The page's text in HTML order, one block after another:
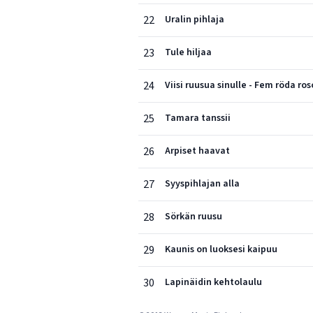
22 Uralin pihlaja
23 Tule hiljaa
24 Viisi ruusua sinulle - Fem röda
25 Tamara tanssii
26 Arpiset haavat
27 Syyspihlajan alla
28 Sörkän ruusu
29 Kaunis on luoksesi kaipuu
30 Lapinäidin kehtolaulu